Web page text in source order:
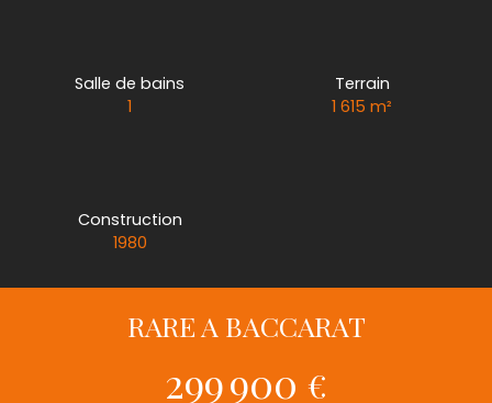
Salle de bains
1
Terrain
1 615m²
Construction
1980
RARE A BACCARAT
299 900 €